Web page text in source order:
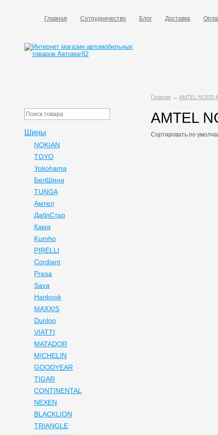
Главная Сотрудничество Блог Доставка
Главная → AMTEL NORD
AMTEL
Сортировать по
Шины
NOKIAN
TOYO
Yokohama
БелШина
TUNGA
Амтел
ДаблСтар
Кама
Kumho
PIRELLI
Cordiant
Presa
Sava
Hankook
MAXXIS
Dunlop
VIATTI
MATADOR
MICHELIN
GOODYEAR
TIGAR
CONTINENTAL
NEXEN
BLACKLION
TRIANGLE